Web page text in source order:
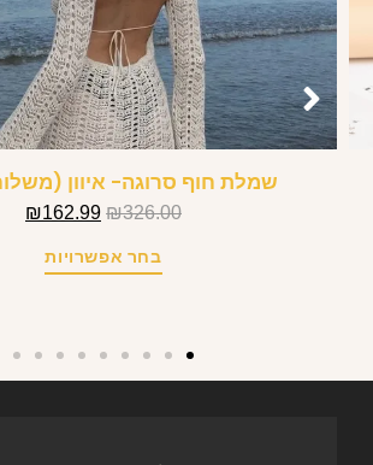
שמלת חוף סרוגה- איוון
₪326.00
₪162.99
בחר אפשרויות